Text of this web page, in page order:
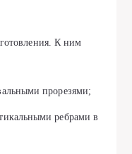
К ним
прорезями;
ребрами в